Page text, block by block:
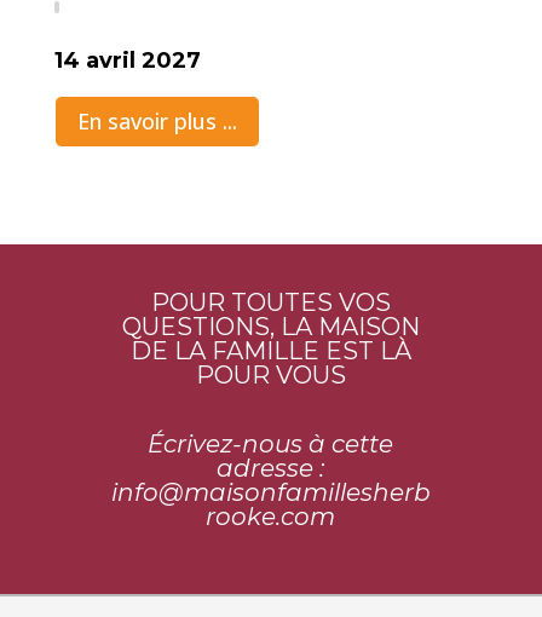
14 avril 2027
En savoir plus ...
POUR TOUTES VOS
QUESTIONS, LA MAISON
DE LA FAMILLE EST LÀ
POUR VOUS
Écrivez-nous à cette
adresse :
info@maisonfamillesherb
rooke.com